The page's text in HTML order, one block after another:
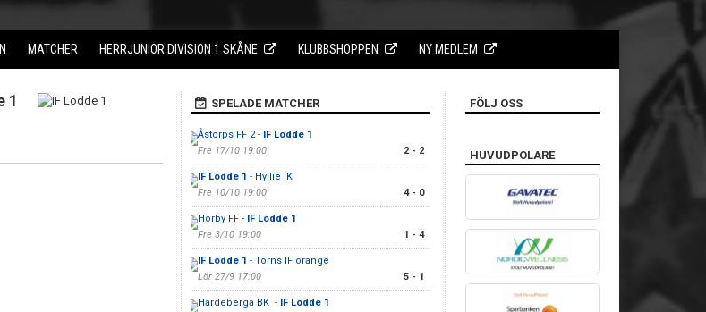
MATCHER HERRJUNIOR DIVISION 1 SKÅNE KLUBBSHOPPEN NY MEDLEM
1 SPELADE MATCHER
Åstorps FF 2 - IF Lödde 1
Fre 17/10 19:00
2 - 2
IF Lödde 1 - Hyllie IK
Fre 10/10 19:00
4 - 0
Hörby FF - IF Lödde 1
Fre 3/10 19:00
1 - 4
IF Lödde 1 - Torns IF orange
Lör 27/9 17:00
5 - 1
Hardeberga BK - IF Lödde 1
FÖLJ OSS
HUVUDPOLARE